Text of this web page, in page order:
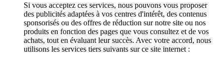
Si vous acceptez ces services, nous pouvons vous proposer
des publicités adaptées à vos centres d'intérêt, des contenus
sponsorisés ou des offres de réduction sur notre site ou nos
produits en fonction des pages que vous consultez et de vos
achats, tout en évaluant leur succès. Avec votre accord, nous
utilisons les services tiers suivants sur ce site internet :